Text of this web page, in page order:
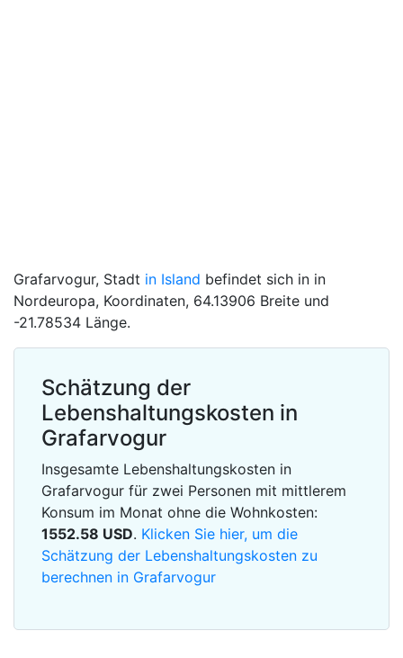
Grafarvogur, Stadt in Island befindet sich in in
Nordeuropa, Koordinaten, 64.13906 Breite und
-21.78534 Länge.
Schätzung der
Lebenshaltungskosten in
Grafarvogur
Insgesamte Lebenshaltungskosten in
Grafarvogur für zwei Personen mit mittlerem
Konsum im Monat ohne die Wohnkosten:
1552.58 USD. Klicken Sie hier, um die
Schätzung der Lebenshaltungskosten zu
berechnen in Grafarvogur